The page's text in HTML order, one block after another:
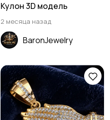
Кулон 3D модель
2 месяца назад
BaronJewelry